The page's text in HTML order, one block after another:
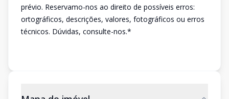
prévio. Reservamo-nos ao direito de possíveis erros:
ortográficos, descrições, valores, fotográficos ou erros
técnicos. Dúvidas, consulte-nos.*